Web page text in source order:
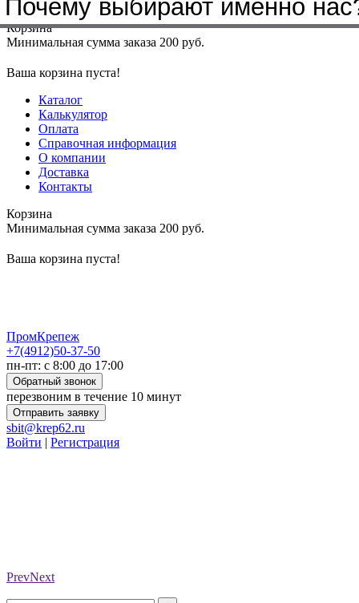
Меню+7(4912)50-37-50sbit@krep62.ru
Корзина
Минимальная сумма заказа 200 руб.
Ваша корзина пуста!
Каталог
Калькулятор
Оплата
Справочная информация
О компании
Доставка
Контакты
Корзина
Минимальная сумма заказа 200 руб.
Ваша корзина пуста!
ПромКрепеж
+7(4912)50-37-50
пн-пт: с 8:00 до 17:00
Обратный звонок
перезвоним в течение 10 минут
Отправить заявку
sbit@krep62.ru
Войти | Регистрация
PrevNext
Почему выбирают именно